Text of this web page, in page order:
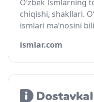
O‘zbek Ismlarning
chiqishi, shakllari.
ismlari ma’nosini
ismlar.com